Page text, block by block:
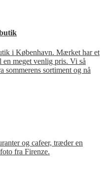
i København. Mærket har et
meget venlig pris. Vi så
sommerens sortiment og nå
og cafeer, træder en
fra Firenze.